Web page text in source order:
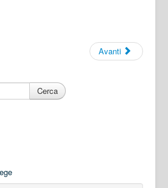
Avanti
Cerca